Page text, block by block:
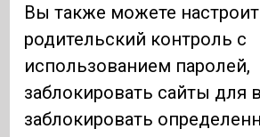
Вы также можете
родительский контроль с
использованием паролей,
заблокировать сайты для
заблокировать